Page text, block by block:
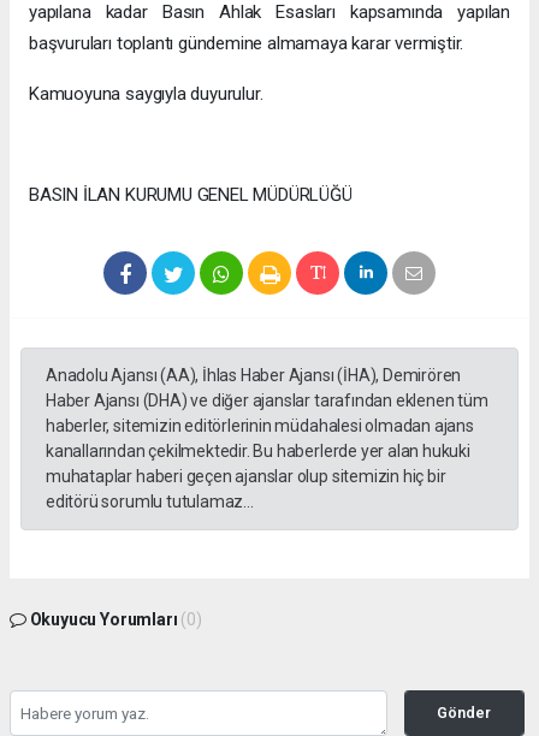
yapılana kadar Basın Ahlak Esasları kapsamında yapılan
başvuruları toplantı gündemine almamaya karar vermiştir.
Kamuoyuna saygıyla duyurulur.
BASIN İLAN KURUMU GENEL MÜDÜRLÜĞÜ
Anadolu Ajansı (AA), İhlas Haber Ajansı (İHA), Demirören
Haber Ajansı (DHA) ve diğer ajanslar tarafından eklenen tüm
haberler, sitemizin editörlerinin müdahalesi olmadan ajans
kanallarından çekilmektedir. Bu haberlerde yer alan hukuki
muhataplar haberi geçen ajanslar olup sitemizin hiç bir
editörü sorumlu tutulamaz...
Okuyucu Yorumları (0)
Gönder